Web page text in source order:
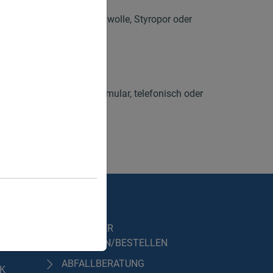
wie Asbest, Dämmwolle, Styropor oder
Teile der Oberpfalz.
gerne per Anfrageformular, telefonisch oder
CONTAINER
ANFRAGEN/BESTELLEN
ABFALLBERATUNG